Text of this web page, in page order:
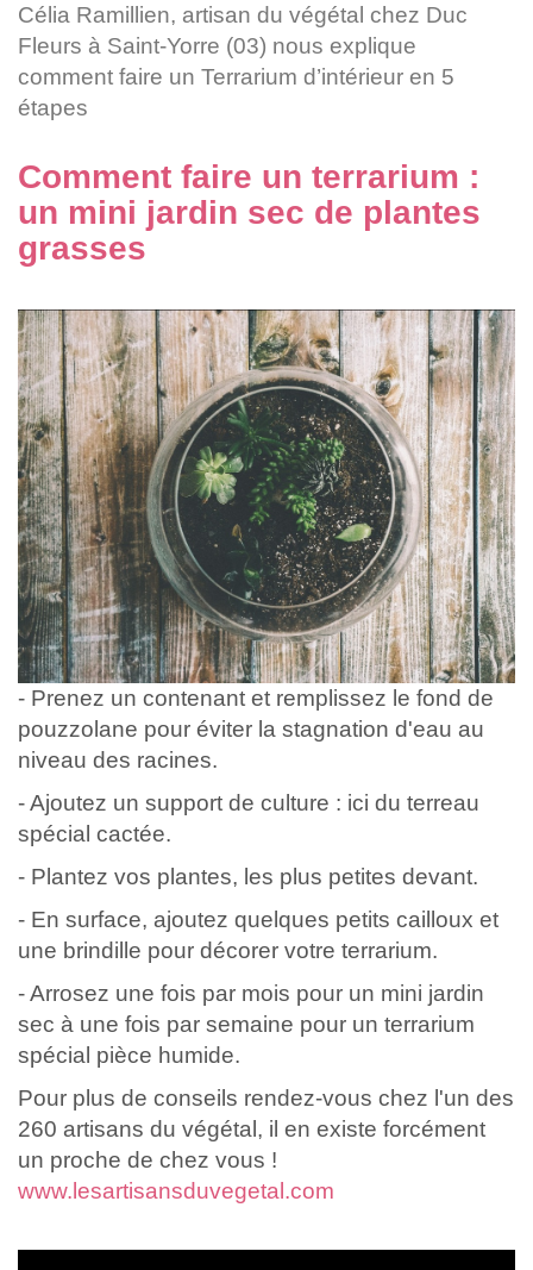
Célia Ramillien, artisan du végétal chez Duc
Fleurs à Saint-Yorre (03) nous explique
comment faire un Terrarium d’intérieur en 5
étapes
Comment faire un terrarium :
un mini jardin sec de plantes
grasses
- Prenez un contenant et remplissez le fond de
pouzzolane pour éviter la stagnation d'eau au
niveau des racines.
- Ajoutez un support de culture : ici du terreau
spécial cactée.
- Plantez vos plantes, les plus petites devant.
- En surface, ajoutez quelques petits cailloux et
une brindille pour décorer votre terrarium.
- Arrosez une fois par mois pour un mini jardin
sec à une fois par semaine pour un terrarium
spécial pièce humide.
Pour plus de conseils rendez-vous chez l'un des
260 artisans du végétal, il en existe forcément
un proche de chez vous !
www.lesartisansduvegetal.com